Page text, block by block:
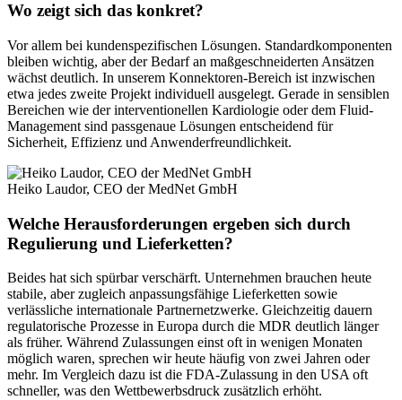
Wo zeigt sich das konkret?
Vor allem bei kundenspezifischen Lösungen. Standardkomponenten
bleiben wichtig, aber der Bedarf an maßgeschneiderten Ansätzen
wächst deutlich. In unserem Konnektoren-Bereich ist inzwischen
etwa jedes zweite Projekt individuell ausgelegt. Gerade in sensiblen
Bereichen wie der interventionellen Kardiologie oder dem Fluid-
Management sind passgenaue Lösungen entscheidend für
Sicherheit, Effizienz und Anwenderfreundlichkeit.
Heiko Laudor, CEO der MedNet GmbH
Welche Herausforderungen ergeben sich durch
Regulierung und Lieferketten?
Beides hat sich spürbar verschärft. Unternehmen brauchen heute
stabile, aber zugleich anpassungsfähige Lieferketten sowie
verlässliche internationale Partnernetzwerke. Gleichzeitig dauern
regulatorische Prozesse in Europa durch die MDR deutlich länger
als früher. Während Zulassungen einst oft in wenigen Monaten
möglich waren, sprechen wir heute häufig von zwei Jahren oder
mehr. Im Vergleich dazu ist die FDA-Zulassung in den USA oft
schneller, was den Wettbewerbsdruck zusätzlich erhöht.